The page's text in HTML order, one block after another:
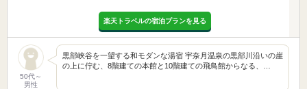
楽天トラベルの宿泊プランを見る
50代～
男性
黒部峡谷を一望する和モダンな湯宿 宇奈月温泉の黒部川沿いの崖
の上に佇む、8階建ての本館と10階建ての飛鳥館からなる、…